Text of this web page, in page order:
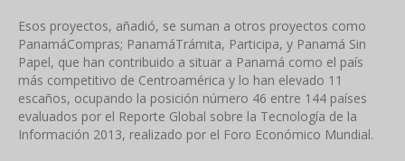
Esos proyectos, añadió, se suman a otros proyectos como
PanamáCompras; PanamáTrámita, Participa, y Panamá Sin
Papel, que han contribuido a situar a Panamá como el país
más competitivo de Centroamérica y lo han elevado 11
escaños, ocupando la posición número 46 entre 144 países
evaluados por el Reporte Global sobre la Tecnología de la
Información 2013, realizado por el Foro Económico Mundial.